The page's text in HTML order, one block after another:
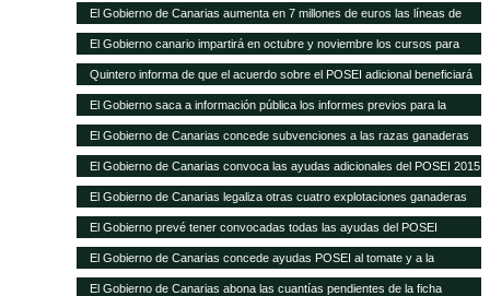
Sanitaria Ganadera por 300.000 euros
El Gobierno de Canarias aumenta en 7 millones de euros las líneas de
ayudas a comercialización y producción agrícola y ganadera
El Gobierno canario impartirá en octubre y noviembre los cursos para
obtener el certificado obligatorio para transporte animal
Quintero informa de que el acuerdo sobre el POSEI adicional beneficiará
a unos 4.800 agricultores y ganaderos de las Islas
El Gobierno saca a información pública los informes previos para la
legalización de otras 28 explotaciones ganaderas
El Gobierno de Canarias concede subvenciones a las razas ganaderas
autóctonas por importe de casi 200.000 euros
El Gobierno de Canarias convoca las ayudas adicionales del POSEI 2015
El Gobierno de Canarias legaliza otras cuatro explotaciones ganaderas
El Gobierno prevé tener convocadas todas las ayudas del POSEI
adicional, excepto 2011, antes de que termine el año
El Gobierno de Canarias concede ayudas POSEI al tomate y a la
industria láctea que emplea leche local por 3,7 millones de euros
El Gobierno de Canarias abona las cuantías pendientes de la ficha